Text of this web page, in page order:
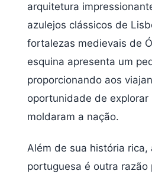
arquitetura
azulejos clássicos de
fortalezas medievais de
esquina apresenta um
proporcionando aos
oportunidade de explorar
moldaram a nação.
Além de sua história rica,
portuguesa é outra razão